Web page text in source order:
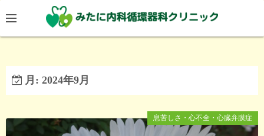
ン
テ
ツ
ッ
月: 2024年9月
息苦しさ・心不全・心臓弁膜症